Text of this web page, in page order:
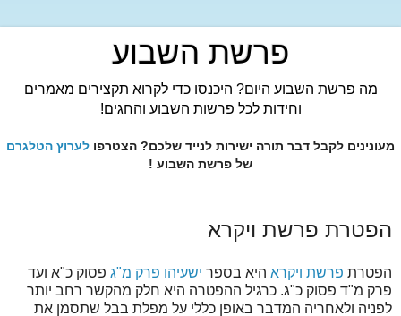
פרשת השבוע
מה פרשת השבוע היום? היכנסו כדי לקרוא תקצירים מאמרים
וחידות לכל פרשות השבוע והחגים!
מעונינים לקבל דבר תורה ישירות לנייד שלכם? הצטרפו לערוץ הטלגרם
של פרשת השבוע !
הפטרת פרשת ויקרא
הפטרת פרשת ויקרא היא בספר ישעיהו פרק מ"ג פסוק כ"א ועד
פרק מ"ד פסוק כ"ג. כרגיל ההפטרה היא חלק מהקשר רחב יותר
לפניה ולאחריה המדבר באופן כללי על מפלת בבל שתסמן את